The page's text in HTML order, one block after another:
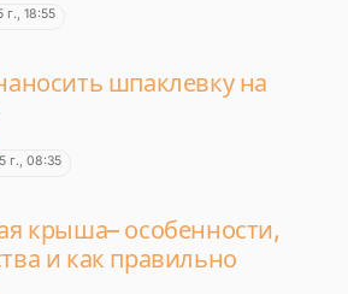
г., 18:55
шпаклевку на
г., 08:35
крыша– особенности,
и как правильно